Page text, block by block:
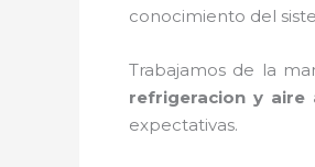
conocimiento del
Trabajamos de la
refrigeracion y aire
expectativas.